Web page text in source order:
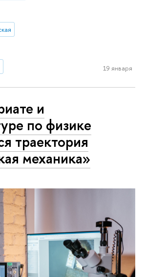
19 января
и
по физике
траектория
механика»